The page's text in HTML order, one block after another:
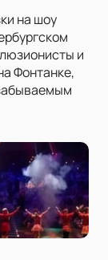
на шоу
и
Фонтанке,